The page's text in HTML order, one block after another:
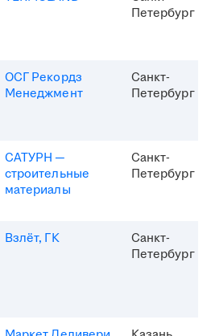
Петербург
ОСГ Рекордз
Менеджмент
Санкт-
Петербург
САТУРН —
строительные
материалы
Санкт-
Петербург
Взлёт, ГК
Санкт-
Петербург